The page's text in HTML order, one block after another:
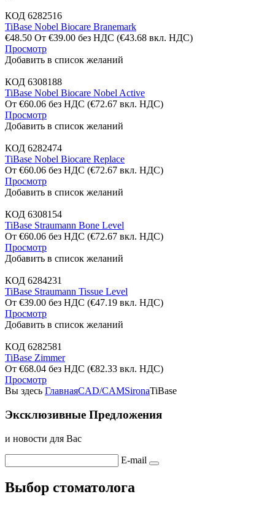
КОД 6282516
TiBase Nobel Biocare Branemark
€48.50 От €39.00 без НДС (€43.68 вкл. НДС)
Просмотр
Добавить в список желаний
КОД 6308188
TiBase Nobel Biocare Nobel Active
От €60.06 без НДС (€72.67 вкл. НДС)
Просмотр
Добавить в список желаний
КОД 6282474
TiBase Nobel Biocare Replace
От €60.06 без НДС (€72.67 вкл. НДС)
Просмотр
Добавить в список желаний
КОД 6308154
TiBase Straumann Bone Level
От €60.06 без НДС (€72.67 вкл. НДС)
Просмотр
Добавить в список желаний
КОД 6284231
TiBase Straumann Tissue Level
От €39.00 без НДС (€47.19 вкл. НДС)
Просмотр
Добавить в список желаний
КОД 6282581
TiBase Zimmer
От €68.04 без НДС (€82.33 вкл. НДС)
Просмотр
Вы здесь ГлавнаяCAD/CAMSironaTiBase
Эксклюзивные Предложения
и новости для Вас
E-mail
Выбор стоматолога